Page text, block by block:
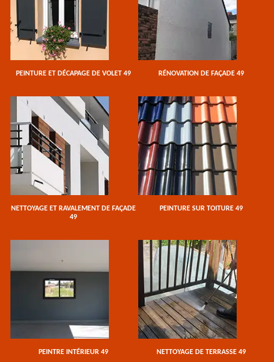
PEINTURE ET DÉCAPAGE DE VOLET 49 RÉNOVATION DE FAÇADE 49
NETTOYAGE ET RAVALEMENT DE FAÇADE
49
PEINTURE SUR TOITURE 49
PEINTRE INTÉRIEUR 49 NETTOYAGE DE TERRASSE 49